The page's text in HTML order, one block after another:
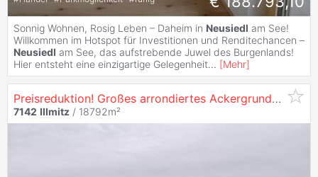
Sonnig Wohnen, Rosig Leben – Daheim in Neusiedl am See!
Willkommen im Hotspot für Investitionen und Renditechancen –
Neusiedl am See, das aufstrebende Juwel des Burgenlands!
Hier entsteht eine einzigartige Gelegenheit... [Mehr]
Preisreduktion! Großes arrondiertes Ackergrundstück ( fast 2ha ) in
7142 Illmitz / 18792m²